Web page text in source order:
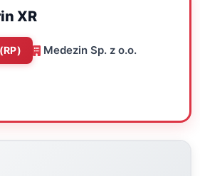
XR
Medezin Sp. z o.o.